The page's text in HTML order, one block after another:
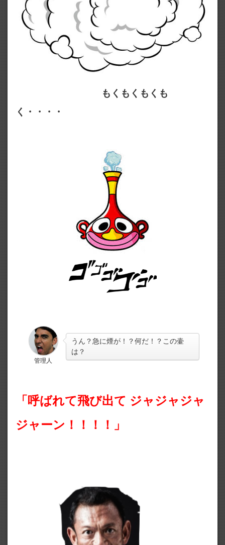
もくもくもくも
く・・・・
管理人
うん？急に煙が！？何だ！？この壷
は？
「呼ばれて飛び出て ジャジャジャ
ジャーン！！！！」